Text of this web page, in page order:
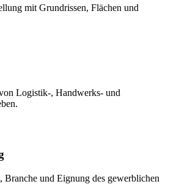
mit Grundrissen, Flächen und
Logistik-, Handwerks- und
und Eignung des gewerblichen